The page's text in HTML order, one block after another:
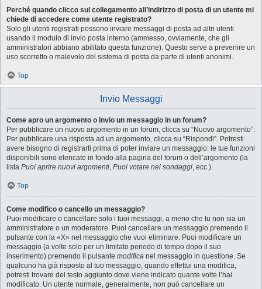
Perché quando clicco sul collegamento all’indirizzo di posta di un utente mi
chiede di accedere come utente registrato?
Solo gli utenti registrati possono inviare messaggi di posta ad altri utenti
usando il modulo di invio posta interno (ammesso, ovviamente, che gli
amministratori abbiano abilitato questa funzione). Questo serve a prevenire un
uso scorretto o malevolo del sistema di posta da parte di utenti anonimi.
Top
Invio Messaggi
Come apro un argomento o invio un messaggio in un forum?
Per pubblicare un nuovo argomento in un forum, clicca su “Nuovo argomento”.
Per pubblicare una risposta ad un argomento, clicca su “Rispondi”. Potresti
avere bisogno di registrarti prima di poter inviare un messaggio: le tue funzioni
disponibili sono elencate in fondo alla pagina del forum o dell’argomento (la
lista Puoi aprire nuovi argomenti, Puoi votare nei sondaggi, ecc.).
Top
Come modifico o cancello un messaggio?
Puoi modificare o cancellare solo i tuoi messaggi, a meno che tu non sia un
amministratore o un moderatore. Puoi cancellare un messaggio premendo il
pulsante con la «X» nel messaggio che vuoi eliminare. Puoi modificare un
messaggio (a volte solo per un limitato periodo di tempo dopo il suo
inserimento) premendo il pulsante modifica nel messaggio in questione. Se
qualcuno ha già risposto al tuo messaggio, quando effettui una modifica,
potresti trovare del testo aggiunto dove viene indicato quante volte l’hai
modificato. Un utente normale, generalmente, non può cancellare un